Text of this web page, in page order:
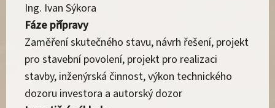
Ing. Ivan Sýkora
Fáze přípravy
Zaměření skutečného stavu, návrh řešení, projekt
pro stavební povolení, projekt pro realizaci
stavby, inženýrská činnost, výkon technického
dozoru investora a autorský dozor